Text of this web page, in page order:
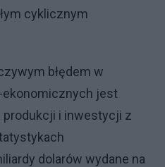
cyklicznym
błędem w
ekonomicznych jest
i inwestycji z
dolarów wydane na